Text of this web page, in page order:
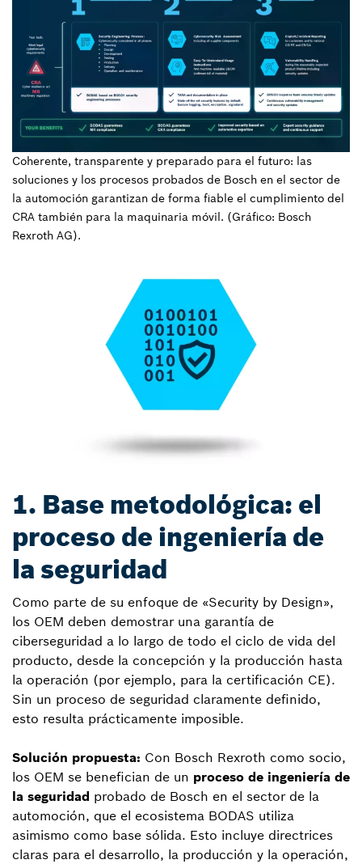
Coherente, transparente y preparado para el futuro: las
soluciones y los procesos probados de Bosch en el sector de
la automoción garantizan de forma fiable el cumplimiento del
CRA también para la maquinaria móvil. (Gráfico: Bosch
Rexroth AG).
1. Base metodológica: el
proceso de ingeniería de
la seguridad
Como parte de su enfoque de «Security by Design»,
los OEM deben demostrar una garantía de
ciberseguridad a lo largo de todo el ciclo de vida del
producto, desde la concepción y la producción hasta
la operación (por ejemplo, para la certificación CE).
Sin un proceso de seguridad claramente definido,
esto resulta prácticamente imposible.
Solución propuesta: Con Bosch Rexroth como socio,
los OEM se benefician de un proceso de ingeniería de
la seguridad probado de Bosch en el sector de la
automoción, que el ecosistema BODAS utiliza
asimismo como base sólida. Esto incluye directrices
claras para el desarrollo, la producción y la operación,